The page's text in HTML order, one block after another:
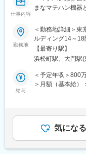
構成の検討、提
ます。
ど、製造業DXの
を支え続ける製造
い提案活動を担っ
当社はエンジニア
ってきて開発をし
れており、設計
至るまでを当社
唯一のモデルとな
仕事内容
まなマテハン機器
■求人のポイント：
・ロジスティクス
きます。
・ 自動倉庫や搬
を構築し、自分の
・ 最新の自動化
線で活躍するこ
国内外の物流セン
案、プロジェク
勤務地
＜勤務地詳細＞東京本
ルディング14～
北線・山手線／
囲：会社の定める
【最寄り駅】
浜松町駅、大門駅
給与
＜予定年収＞800
＞月額（基本給
の賞与は支給制
り、選考を通じ
当を含めた表記で
気になる